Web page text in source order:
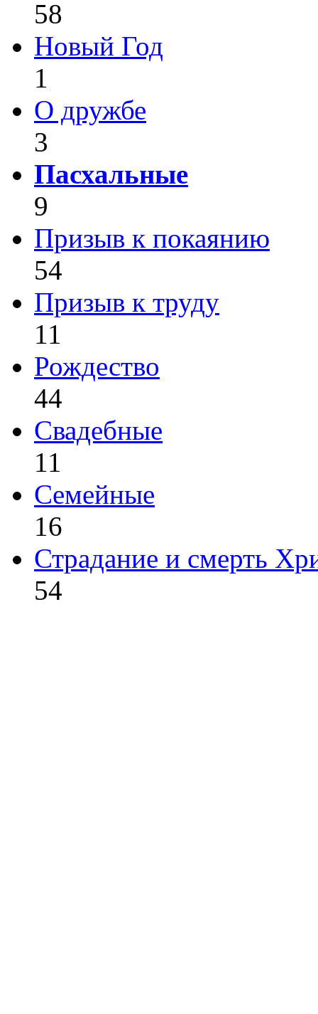
58
Новый Год
1
О дружбе
3
Пасхальные
9
Призыв к покаянию
54
Призыв к труду
11
Рождество
44
Свадебные
11
Семейные
16
Страдание и смерть
54